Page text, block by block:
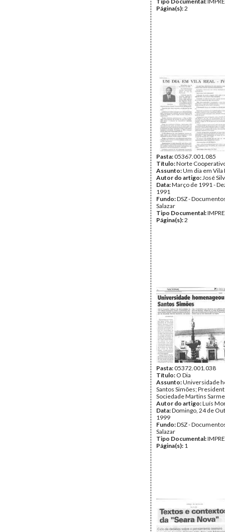
Página(s):2
Pasta:05367.001.085
Título:Norte
Assunto:Um dia em Vila
Autor do artigo:José
Data:Março de 1991 -
1991
Fundo:DSZ -
Salazar
Tipo Documental:
Página(s):2
Pasta:05372.001.038
Título: O Dia
Assunto:Universidade
Santos Simões;
Sociedade Martins
Autor do artigo:Luís
Data:Domingo, 24 de
1999
Fundo:DSZ -
Salazar
Tipo Documental:
Página(s): 1